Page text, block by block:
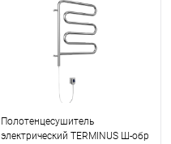
Полотенцесушитель
электрический TERMINUS Ш-обр